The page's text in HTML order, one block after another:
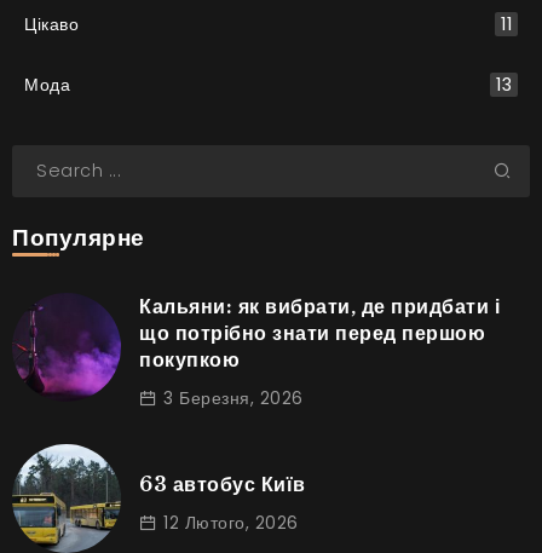
Цікаво 11
Мода 13
Популярне
Кальяни: як вибрати, де придбати і
що потрібно знати перед першою
покупкою
3 Березня, 2026
63 автобус Київ
12 Лютого, 2026